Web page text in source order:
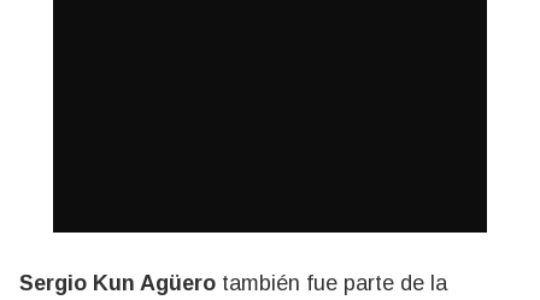
Sergio Kun Agüero también fue parte de la